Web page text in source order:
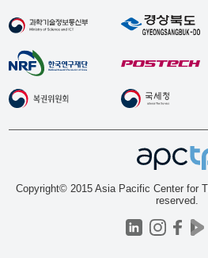
Copyright© 2015 Asia Pacific Center for
reserved.